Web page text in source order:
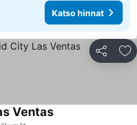
Katso hinnat
Jaa
Ventas